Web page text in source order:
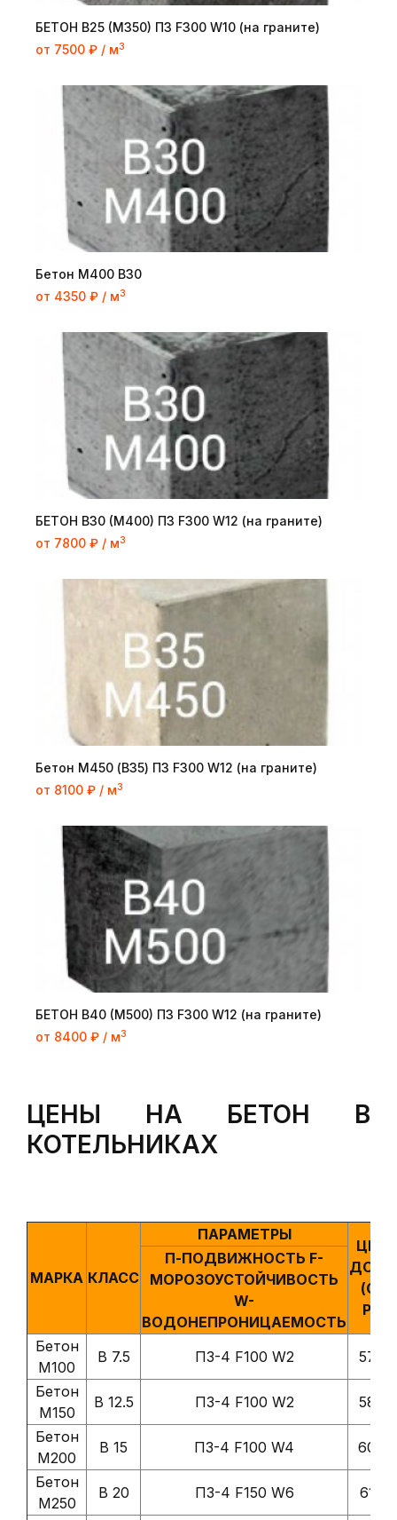
БЕТОН B25 (M350) П3 F300 W10 (на граните)
от 7500 ₽ / м3
Бетон М400 В30
от 4350 ₽ / м3
БЕТОН B30 (M400) П3 F300 W12 (на граните)
от 7800 ₽ / м3
Бетон М450 (B35) П3 F300 W12 (на граните)
от 8100 ₽ / м3
БЕТОН B40 (M500) П3 F300 W12 (на граните)
от 8400 ₽ / м3
ЦЕНЫ НА БЕТОН В
КОТЕЛЬНИКАХ
МАРКА КЛАСС
ПАРАМЕТРЫ
(С
П-ПОДВИЖНОСТЬ F-
МОРОЗОУСТОЙЧИВОСТЬ
W-
ВОДОНЕПРОНИЦАЕМОСТЬ
Бетон
М100
В 7.5 П3-4 F100 W2
5700
Бетон
М150
В 12.5 П3-4 F100 W2
5850
Бетон
М200
В 15 П3-4 F100 W4
6000
Бетон
М250
В 20 П3-4 F150 W6
6150